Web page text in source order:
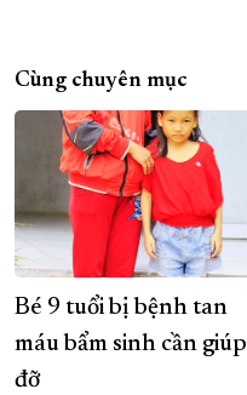
Cùng chuyên mục
Bé 9 tuổi bị bệnh tan
máu bẩm sinh cần giúp
đỡ